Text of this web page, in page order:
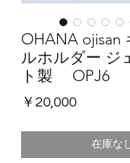
OHANA ojisan
ルホルダー ジ
ト製 OPJ6
￥20,000価
在庫な